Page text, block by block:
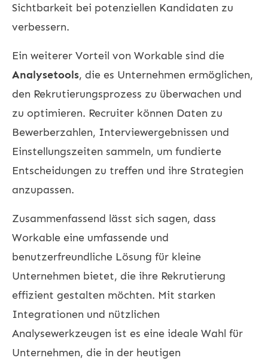
Sichtbarkeit bei potenziellen Kandidaten zu
verbessern.
Ein weiterer Vorteil von Workable sind die
Analysetools, die es Unternehmen ermöglichen,
den Rekrutierungsprozess zu überwachen und
zu optimieren. Recruiter können Daten zu
Bewerberzahlen, Interviewergebnissen und
Einstellungszeiten sammeln, um fundierte
Entscheidungen zu treffen und ihre Strategien
anzupassen.
Zusammenfassend lässt sich sagen, dass
Workable eine umfassende und
benutzerfreundliche Lösung für kleine
Unternehmen bietet, die ihre Rekrutierung
effizient gestalten möchten. Mit starken
Integrationen und nützlichen
Analysewerkzeugen ist es eine ideale Wahl für
Unternehmen, die in der heutigen